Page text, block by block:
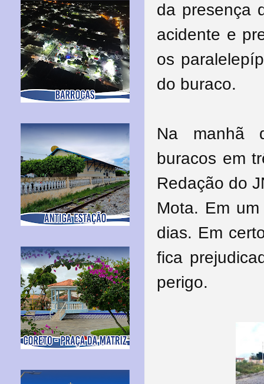
da presença
acidente e
os
do buraco.
Na manhã
buracos em
Redação do
Mota. Em
dias. Em
fica
perigo.